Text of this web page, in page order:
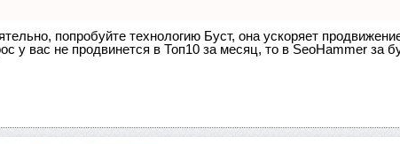
попробуйте технологию Буст, она ускоряет
у вас не продвинется в Топ10 за месяц, то в SeoHammer за